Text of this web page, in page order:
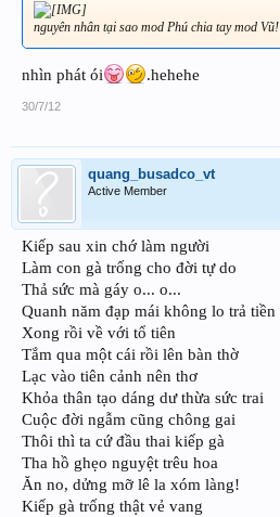
nguyên nhân tại sao mod Phú chia tay mod Vũ!
nhìn phát ói .hehehe
30/7/12
quang_busadco_vt
Active Member
Kiếp sau xin chớ làm người
Làm con gà trống cho đời tự do
Thả sức mà gáy o... o...
Quanh năm đạp mái không lo trả tiền
Xong rồi về với tổ tiên
Tắm qua một cái rồi lên bàn thờ
Lạc vào tiên cảnh nên thơ
Khỏa thân tạo dáng dư thừa sức trai
Cuộc đời ngẫm cũng chông gai
Thôi thì ta cứ đầu thai kiếp gà
Tha hồ ghẹo nguyệt trêu hoa
Ăn no, dửng mỡ lê la xóm làng!
Kiếp gà trống thật vẻ vang